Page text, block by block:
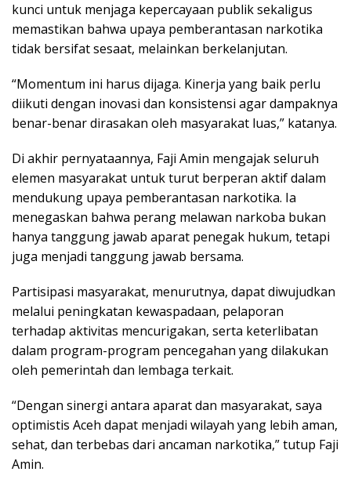
kunci untuk menjaga kepercayaan publik sekaligus
memastikan bahwa upaya pemberantasan narkotika
tidak bersifat sesaat, melainkan berkelanjutan.
“Momentum ini harus dijaga. Kinerja yang baik perlu
diikuti dengan inovasi dan konsistensi agar dampaknya
benar-benar dirasakan oleh masyarakat luas,” katanya.
Di akhir pernyataannya, Faji Amin mengajak seluruh
elemen masyarakat untuk turut berperan aktif dalam
mendukung upaya pemberantasan narkotika. Ia
menegaskan bahwa perang melawan narkoba bukan
hanya tanggung jawab aparat penegak hukum, tetapi
juga menjadi tanggung jawab bersama.
Partisipasi masyarakat, menurutnya, dapat diwujudkan
melalui peningkatan kewaspadaan, pelaporan
terhadap aktivitas mencurigakan, serta keterlibatan
dalam program-program pencegahan yang dilakukan
oleh pemerintah dan lembaga terkait.
“Dengan sinergi antara aparat dan masyarakat, saya
optimistis Aceh dapat menjadi wilayah yang lebih aman,
sehat, dan terbebas dari ancaman narkotika,” tutup Faji
Amin.